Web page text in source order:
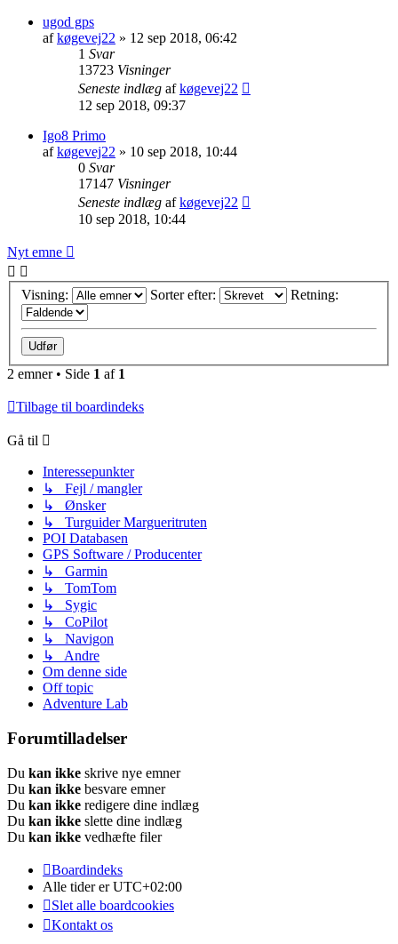
ugod gps
afkøgevej22 » 12 sep 2018, 06:42
1 Svar
13723 Visninger
Seneste indlæg afkøgevej22
12 sep 2018, 09:37
Igo8 Primo
afkøgevej22 » 10 sep 2018, 10:44
0 Svar
17147 Visninger
Seneste indlæg afkøgevej22
10 sep 2018, 10:44
Nyt emne
Visning: Sorter efter: Retning:
2 emner • Side 1 af 1
Tilbage til boardindeks
Gå til
Interessepunkter
↳ Fejl / mangler
↳ Ønsker
↳ Turguider Margueritruten
POI Databasen
GPS Software / Producenter
↳ Garmin
↳ TomTom
↳ Sygic
↳ CoPilot
↳ Navigon
↳ Andre
Om denne side
Off topic
Adventure Lab
Forumtilladelser
Du kan ikke skrive nye emner
Du kan ikke besvare emner
Du kan ikke redigere dine indlæg
Du kan ikke slette dine indlæg
Du kan ikke vedhæfte filer
Boardindeks
Alle tider erUTC+02:00
Slet alle boardcookies
Kontakt os